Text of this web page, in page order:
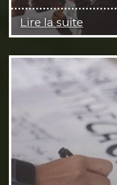
Lire la suite